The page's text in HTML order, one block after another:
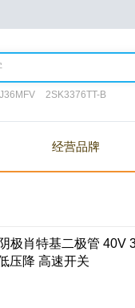
2SK3376TT-B
经营品牌
极肖特基二极管 40V
压降 高速开关